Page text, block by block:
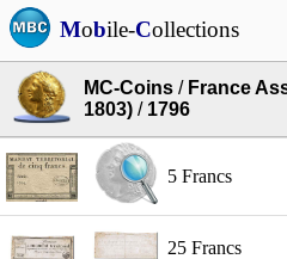
Mobile-Collections
MC-Coins / France
1803) / 1796
5 Francs
25 Francs